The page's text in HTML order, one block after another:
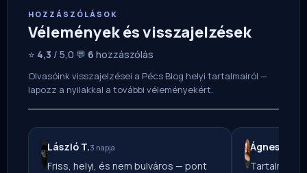
HOZZÁSZÓLÁSOK
Vélemények és visszajelzések
⭐ 4,3 / 5,0·💬 6 hozzászólás
Olvasóink visszajelzései a Pécs Blog helyi tartalmairól —
lapozz a nyilakkal a további véleményekért.
László T.3 napja
Friss, helyi, és nem bulváros — pont
Ágnes M.
Tartalmas